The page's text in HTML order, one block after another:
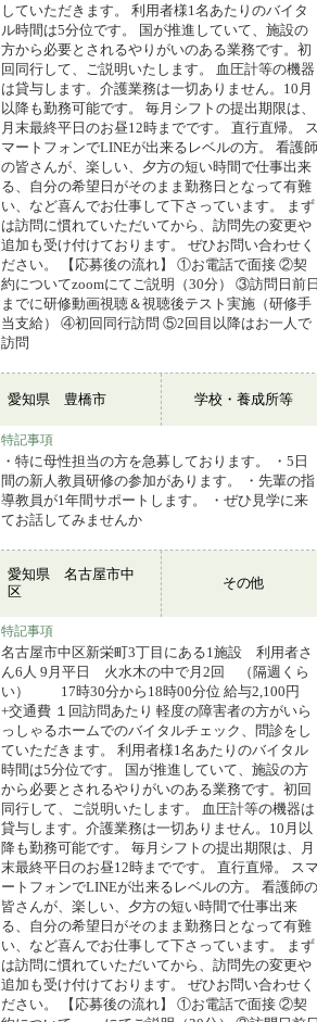
していただきます。 利用者様1名あたりのバイタ
ル時間は5分位です。 国が推進していて、施設の
方から必要とされるやりがいのある業務です。初
回同行して、ご説明いたします。 血圧計等の機器
は貸与します。介護業務は一切ありません。10月
以降も勤務可能です。 毎月シフトの提出期限は、
月末最終平日のお昼12時までです。 直行直帰。
マートフォンでLINEが出来るレベルの方。 看護師
の皆さんが、楽しい、夕方の短い時間で仕事出来
る、自分の希望日がそのまま勤務日となって有難
い、など喜んでお仕事して下さっています。 まず
は訪問に慣れていただいてから、訪問先の変更や
追加も受け付けております。 ぜひお問い合わせく
ださい。 【応募後の流れ】 ①お電話で面接 ②契
約についてzoomにてご説明（30分） ③訪問日前
までに研修動画視聴＆視聴後テスト実施（研修手
当支給） ④初回同行訪問 ⑤2回目以降はお一人で
訪問
愛知県 豊橋市 学校・養成所等
特記事項
・特に母性担当の方を急募しております。 ・5日
間の新人教員研修の参加があります。 ・先輩の指
導教員が1年間サポートします。 ・ぜひ見学に来
てお話してみませんか
愛知県 名古屋市中
区
その他
特記事項
名古屋市中区新栄町3丁目にある1施設 利用者さ
ん6人 9月平日 火水木の中で月2回 （隔週くら
い） 17時30分から18時00分位 給与2,100円
+交通費 １回訪問あたり 軽度の障害者の方がいら
っしゃるホームでのバイタルチェック、問診をし
ていただきます。 利用者様1名あたりのバイタル
時間は5分位です。 国が推進していて、施設の方
から必要とされるやりがいのある業務です。初回
同行して、ご説明いたします。 血圧計等の機器は
貸与します。介護業務は一切ありません。10月以
降も勤務可能です。 毎月シフトの提出期限は、月
末最終平日のお昼12時までです。 直行直帰。 ス
ートフォンでLINEが出来るレベルの方。 看護師の
皆さんが、楽しい、夕方の短い時間で仕事出来
る、自分の希望日がそのまま勤務日となって有難
い、など喜んでお仕事して下さっています。 まず
は訪問に慣れていただいてから、訪問先の変更や
追加も受け付けております。 ぜひお問い合わせく
ださい。 【応募後の流れ】 ①お電話で面接 ②契